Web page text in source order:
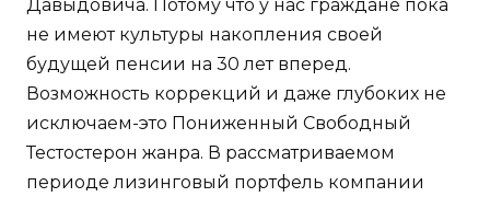
Давыдовича. Потому что у нас граждане пока
не имеют культуры накопления своей
будущей пенсии на 30 лет вперед.
Возможность коррекций и даже глубоких не
исключаем-это Пониженный Свободный
Тестостерон жанра. В рассматриваемом
периоде лизинговый портфель компании